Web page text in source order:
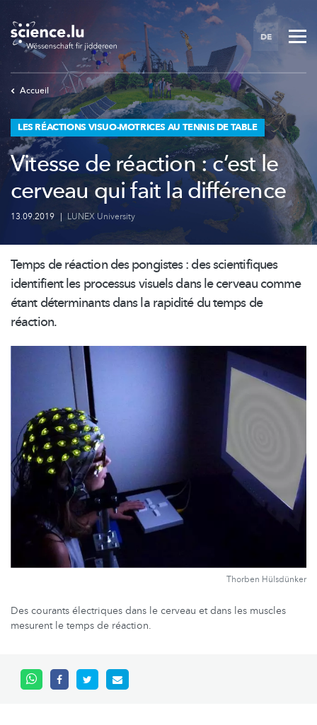
to
main
content
DE
Accueil
LES RÉACTIONS VISUO-MOTRICES AU TENNIS DE TABLE
Vitesse de réaction : c’est le
cerveau qui fait la différence
13.09.2019 | LUNEX University
Temps de réaction des pongistes : des scientifiques
identifient les processus visuels dans le cerveau comme
étant déterminants dans la rapidité du temps de
réaction.
Thorben Hülsdünker
Des courants électriques dans le cerveau et dans les muscles
mesurent le temps de réaction.